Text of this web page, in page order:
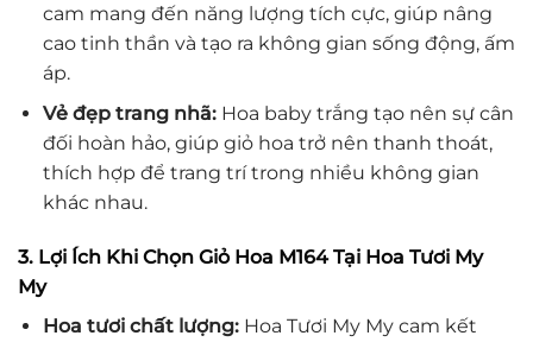
cam mang đến năng lượng tích cực, giúp nâng
cao tinh thần và tạo ra không gian sống động, ấm
áp.
Vẻ đẹp trang nhã:Hoa baby trắng tạo nên sự cân
đối hoàn hảo, giúp giỏ hoa trở nên thanh thoát,
thích hợp để trang trí trong nhiều không gian
khác nhau.
3. Lợi Ích Khi Chọn Giỏ Hoa M164 Tại Hoa Tươi My
My
Hoa tươi chất lượng:Hoa Tươi My My cam kết